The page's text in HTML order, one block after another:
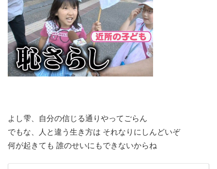
よし雫、自分の信じる通りやってごらん
でもな、人と違う生き方は それなりにしんどいぞ
何が起きても 誰のせいにもできないからね